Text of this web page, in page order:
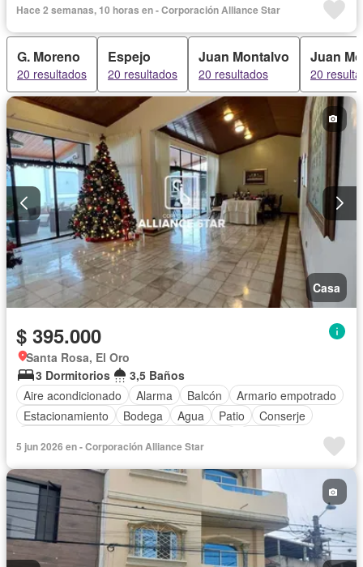
Piscina
Aire acondicionado Alarma
Calefacción
Cocina integral
Cuarto de servicio
Terraza
Área para niños
Conserje
Acceso para personas con discapacidad
Parrilla
Garita de guardianía
Seguridad
Wifi
Parcialmente amoblado
Hace 2 semanas, 10 horas en - Corporación Alliance Star
G. Moreno
20 resultados
Espejo
20 resultados
Juan Montalvo
20 resultados
Juan
20
Casa
$ 395.000
Santa Rosa, El Oro
3 Dormitorios
3,5 Baños
Aire acondicionado
Alarma Balcón
Armario empotrado
Estacionamiento
Bodega Agua Patio
Conserje
Garita de guardianía
Seguridad
Cuarto de servicio
Sin amoblar
5 jun 2026 en - Corporación Alliance Star